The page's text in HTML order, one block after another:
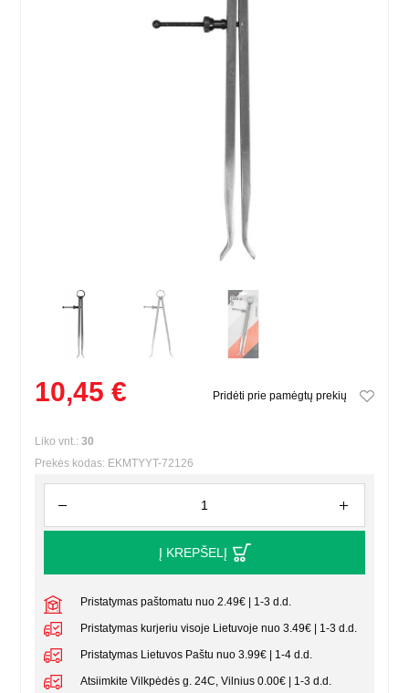
10,45 € Pridėti prie pamėgtų prekių
Liko vnt.:30
Prekės kodas: EKMTYYT-72126
Į KREPŠELĮ
Pristatymas paštomatu nuo 2.49€ | 1-3 d.d.
Pristatymas kurjeriu visoje Lietuvoje nuo 3.49€ | 1-3 d.d.
Pristatymas Lietuvos Paštu nuo 3.99€ | 1-4 d.d.
Atsiimkite Vilkpėdės g. 24C, Vilnius 0.00€ | 1-3 d.d.